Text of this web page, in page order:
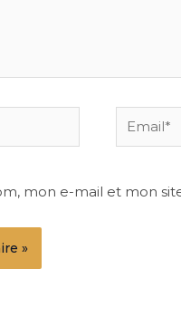
Email*
mon e-mail et mon